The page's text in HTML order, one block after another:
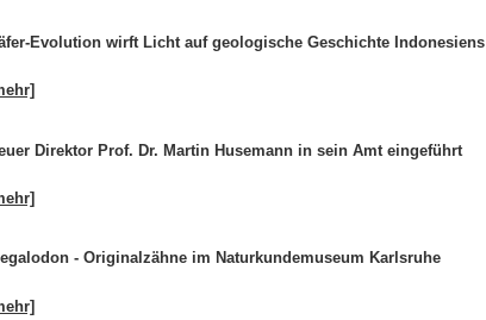
Evolution wirft Licht auf geologische Geschichte Indonesiens
Direktor Prof. Dr. Martin Husemann in sein Amt eingeführt
- Originalzähne im Naturkundemuseum Karlsruhe